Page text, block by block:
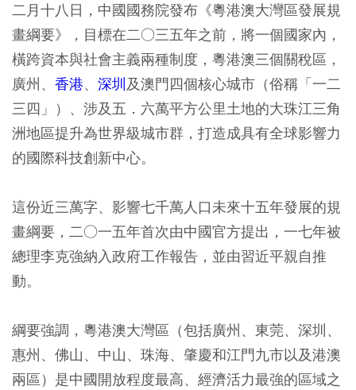
二月十八日，中國國務院發布《粵港澳大灣區發展規
畫綱要》，目標在二○三五年之前，將一個國家內，
橫跨資本與社會主義兩種制度，粵港澳三個關稅區，
廣州、 香港、 深圳及澳門四個核心城市（俗稱「一二
三四」）、涉及五．六萬平方公里土地的大珠江三角
洲地區提升為世界級城市群，打造成具有全球影響力
的國際科技創新中心。
這份近三萬字、影響七千萬人口未來十五年發展的規
畫綱要，二○一五年首次由中國官方提出，一七年被
總理李克強納入政府工作報告，並由習近平親自推
動。
綱要強調，粵港澳大灣區（包括廣州、東莞、深圳、
惠州、佛山、中山、珠海、肇慶和江門九市以及港澳
兩區）是中國開放程度最高、經濟活力最強的區域之